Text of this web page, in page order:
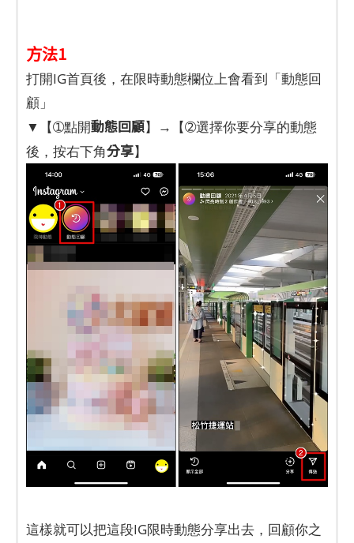
方法1
打開IG首頁後，在限時動態欄位上會看到「動態回
顧」
▼【➀點開動態回顧】→【➁選擇你要分享的動態
後，按右下角分享】
這樣就可以把這段IG限時動態分享出去，回顧你之